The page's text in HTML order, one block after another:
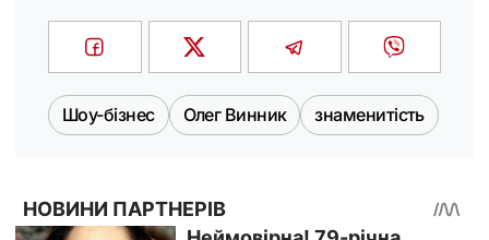
Шоу-бізнес Олег Винник знаменитість